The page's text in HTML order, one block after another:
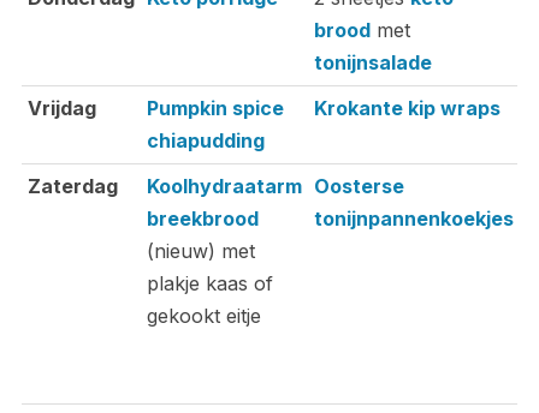
broodmet
tonijnsalade
Vrijdag
Pumpkin spice
chiapudding
Krokante kip wraps
Zaterdag
Koolhydraatarm
breekbrood
(nieuw) met
plakje kaas of
gekookt eitje
Oosterse
tonijnpannenkoekjes